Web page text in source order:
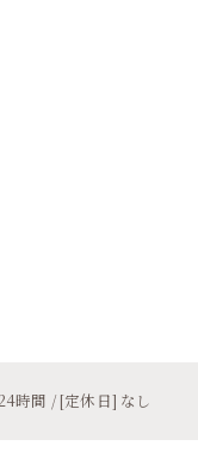
時間 / [定休日] なし